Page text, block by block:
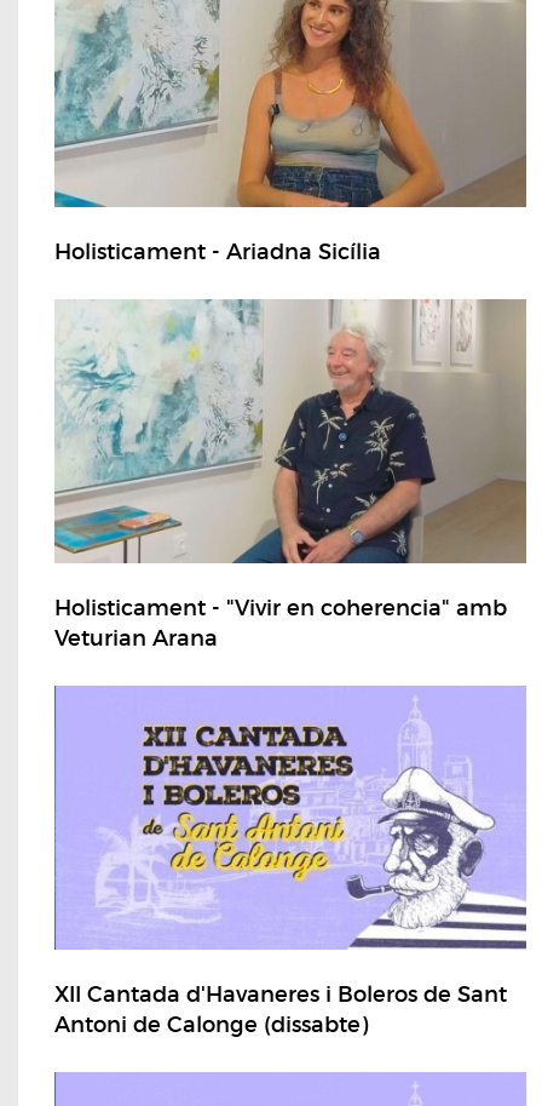
Holisticament - Ariadna Sicília
Holisticament - "Vivir en coherencia" amb
Veturian Arana
XII Cantada d'Havaneres i Boleros de Sant
Antoni de Calonge (dissabte)